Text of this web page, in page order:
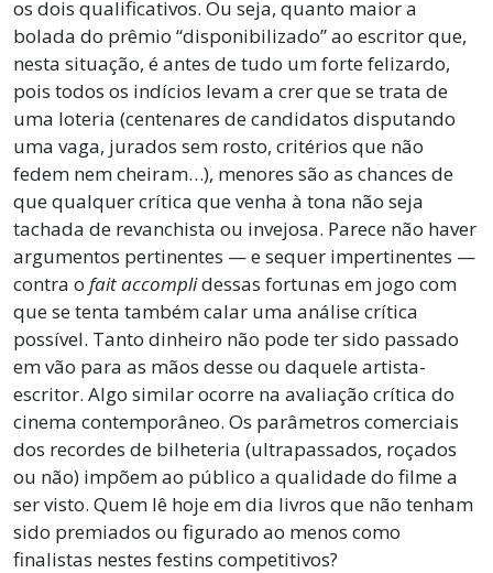
os dois qualificativos. Ou seja, quanto maior a
bolada do prêmio “disponibilizado” ao escritor que,
nesta situação, é antes de tudo um forte felizardo,
pois todos os indícios levam a crer que se trata de
uma loteria (centenares de candidatos disputando
uma vaga, jurados sem rosto, critérios que não
fedem nem cheiram…), menores são as chances de
que qualquer crítica que venha à tona não seja
tachada de revanchista ou invejosa. Parece não haver
argumentos pertinentes — e sequer impertinentes —
contra o fait accomplidessas fortunas em jogo com
que se tenta também calar uma análise crítica
possível. Tanto dinheiro não pode ter sido passado
em vão para as mãos desse ou daquele artista-
escritor. Algo similar ocorre na avaliação crítica do
cinema contemporâneo. Os parâmetros comerciais
dos recordes de bilheteria (ultrapassados, roçados
ou não) impõem ao público a qualidade do filme a
ser visto. Quem lê hoje em dia livros que não tenham
sido premiados ou figurado ao menos como
finalistas nestes festins competitivos?